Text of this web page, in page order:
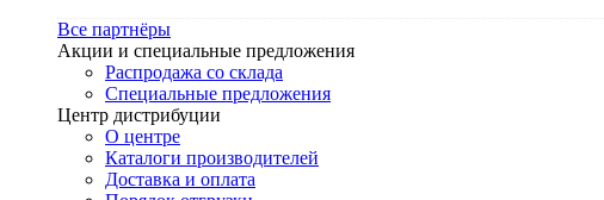
Все партнёры
Акции и специальные предложения
Распродажа со склада
Специальные предложения
Центр дистрибуции
О центре
Каталоги производителей
Доставка и оплата